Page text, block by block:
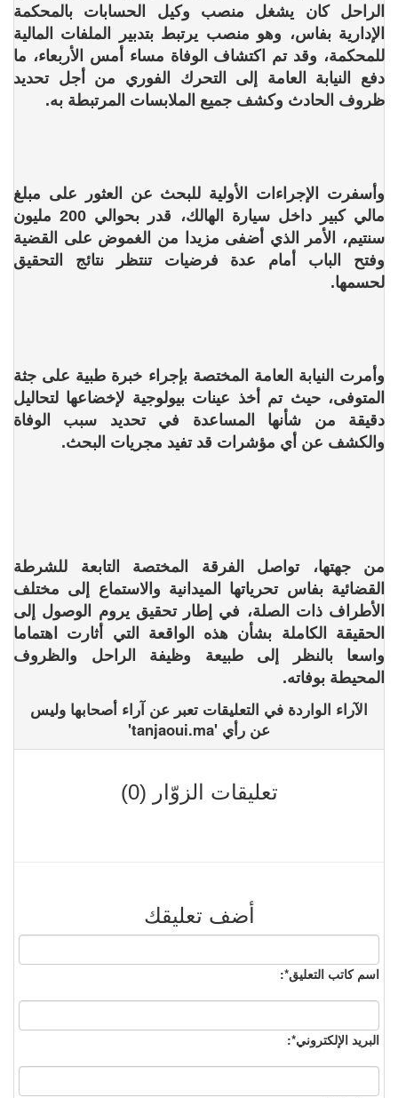
الراحل كان يشغل منصب وكيل الحسابات بالمحكمة
الإدارية بفاس، وهو منصب يرتبط بتدبير الملفات المالية
للمحكمة، وقد تم اكتشاف الوفاة مساء أمس الأربعاء، ما
دفع النيابة العامة إلى التحرك الفوري من أجل تحديد
ظروف الحادث وكشف جميع الملابسات المرتبطة به.
وأسفرت الإجراءات الأولية للبحث عن العثور على مبلغ
مالي كبير داخل سيارة الهالك، قدر بحوالي 200 مليون
سنتيم، الأمر الذي أضفى مزيدا من الغموض على القضية
وفتح الباب أمام عدة فرضيات تنتظر نتائج التحقيق
لحسمها.
وأمرت النيابة العامة المختصة بإجراء خبرة طبية على جثة
المتوفى، حيث تم أخذ عينات بيولوجية لإخضاعها لتحاليل
دقيقة من شأنها المساعدة في تحديد سبب الوفاة
والكشف عن أي مؤشرات قد تفيد مجريات البحث.
من جهتها، تواصل الفرقة المختصة التابعة للشرطة
القضائية بفاس تحرياتها الميدانية والاستماع إلى مختلف
الأطراف ذات الصلة، في إطار تحقيق يروم الوصول إلى
الحقيقة الكاملة بشأن هذه الواقعة التي أثارت اهتماما
واسعا بالنظر إلى طبيعة وظيفة الراحل والظروف
المحيطة بوفاته.
الآراء الواردة في التعليقات تعبر عن آراء أصحابها وليس
عن رأي 'tanjaoui.ma'
تعليقات الزوّار (0)
أضف تعليقك
اسم كاتب التعليق*:
البريد الإلكتروني*: